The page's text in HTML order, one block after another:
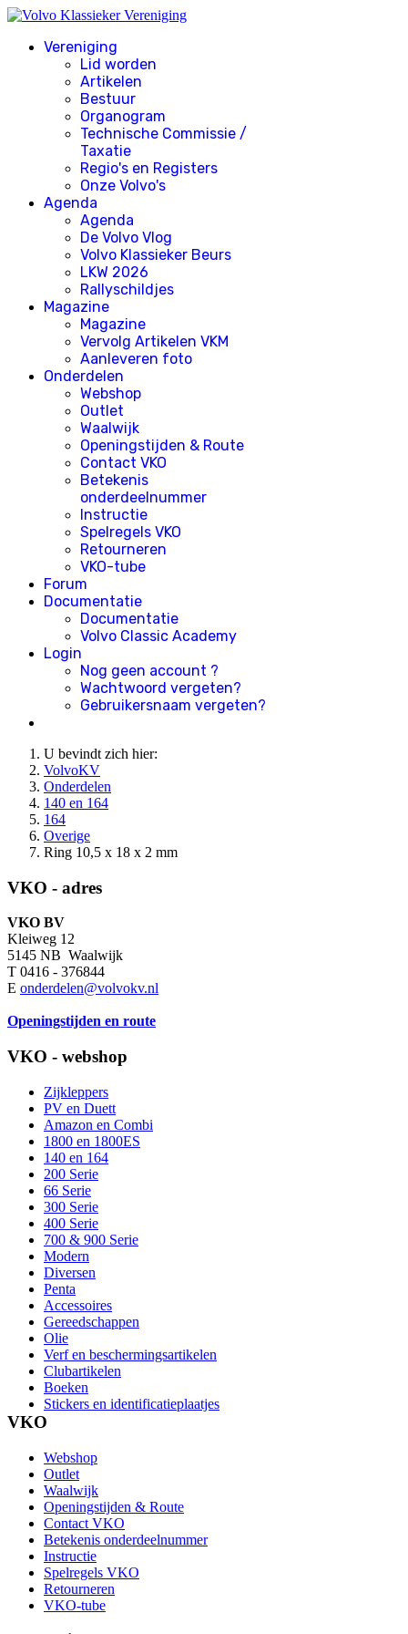
Vereniging
Lid worden
Artikelen
Bestuur
Organogram
Technische Commissie /
Taxatie
Regio's en Registers
Onze Volvo's
Agenda
Agenda
De Volvo Vlog
Volvo Klassieker Beurs
LKW 2026
Rallyschildjes
Magazine
Magazine
Vervolg Artikelen VKM
Aanleveren foto
Onderdelen
Webshop
Outlet
Waalwijk
Openingstijden & Route
Contact VKO
Betekenis
onderdeelnummer
Instructie
Spelregels VKO
Retourneren
VKO-tube
Forum
Documentatie
Documentatie
Volvo Classic Academy
Login
Nog geen account ?
Wachtwoord vergeten?
Gebruikersnaam vergeten?
U bevindt zich hier:
VolvoKV
Onderdelen
140 en 164
164
Overige
Ring 10,5 x 18 x 2 mm
VKO - adres
VKO BV
Kleiweg 12
5145 NB Waalwijk
T 0416 - 376844
E onderdelen@volvokv.nl
Openingstijden en route
VKO - webshop
Zijkleppers
PV en Duett
Amazon en Combi
1800 en 1800ES
140 en 164
200 Serie
66 Serie
300 Serie
400 Serie
700 & 900 Serie
Modern
Diversen
Penta
Accessoires
Gereedschappen
Olie
Verf en beschermingsartikelen
Clubartikelen
Boeken
Stickers en identificatieplaatjes
VKO
Webshop
Outlet
Waalwijk
Openingstijden & Route
Contact VKO
Betekenis onderdeelnummer
Instructie
Spelregels VKO
Retourneren
VKO-tube